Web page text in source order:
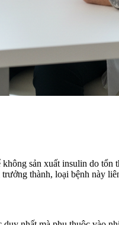
sản xuất insulin do
thành, loại bệnh này